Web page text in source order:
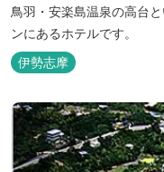
鳥羽・安楽島温泉の高台
ンにあるホテルです。
伊勢志摩